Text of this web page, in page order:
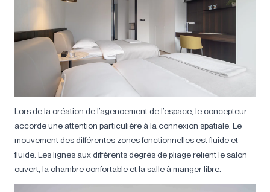
Lors de la création de l’agencement de l’espace, le concepteur
accorde une attention particulière à la connexion spatiale. Le
mouvement des différentes zones fonctionnelles est fluide et
fluide. Les lignes aux différents degrés de pliage relient le salon
ouvert, la chambre confortable et la salle à manger libre.